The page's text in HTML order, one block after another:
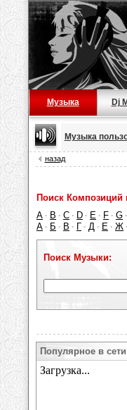
Музыка Dj
Музыка
назад
Поиск
A · B · C · D · E · F · G ·
А · Б · В · Г · Д · Е · Ж ·
Поиск Музыки:
Популярное в сети